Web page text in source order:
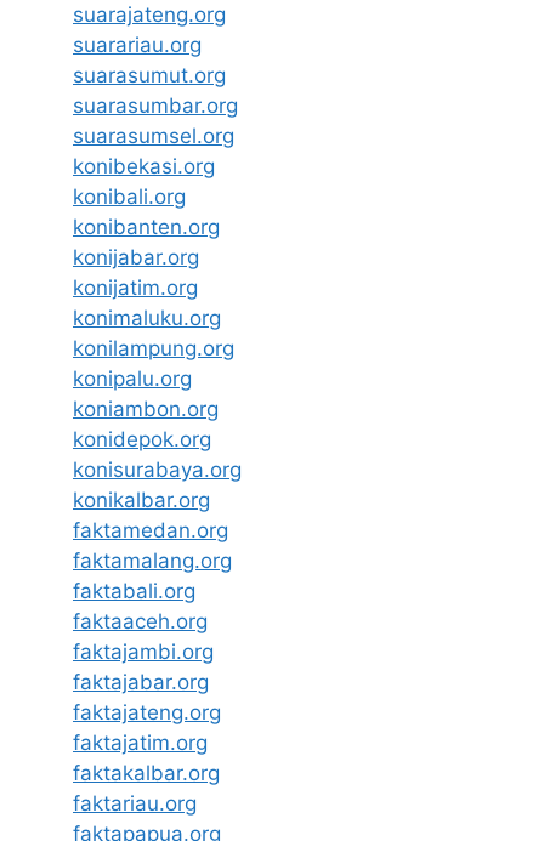
suarajateng.org
suarariau.org
suarasumut.org
suarasumbar.org
suarasumsel.org
konibekasi.org
konibali.org
konibanten.org
konijabar.org
konijatim.org
konimaluku.org
konilampung.org
konipalu.org
koniambon.org
konidepok.org
konisurabaya.org
konikalbar.org
faktamedan.org
faktamalang.org
faktabali.org
faktaaceh.org
faktajambi.org
faktajabar.org
faktajateng.org
faktajatim.org
faktakalbar.org
faktariau.org
faktapapua.org